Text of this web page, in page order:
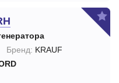
Бренд: KRAUF